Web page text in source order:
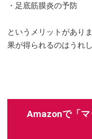
・足底筋膜炎の予防
というメリットがあり
果が得られるのはうれ
Amazonで「マ